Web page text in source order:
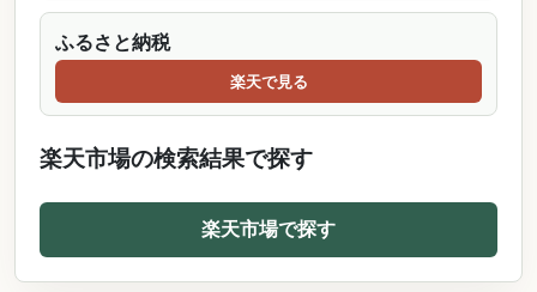
ふるさと納税
楽天で見る
楽天市場の検索結果で探す
楽天市場で探す